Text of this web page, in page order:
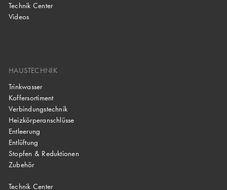
Technik Center
Videos
HAUSTECHNIK
Trinkwasser
Koffersortiment
Verbindungstechnik
Heizkörperanschlüsse
Entleerung
Entlüftung
Stopfen & Reduktionen
Zubehör
Technik Center